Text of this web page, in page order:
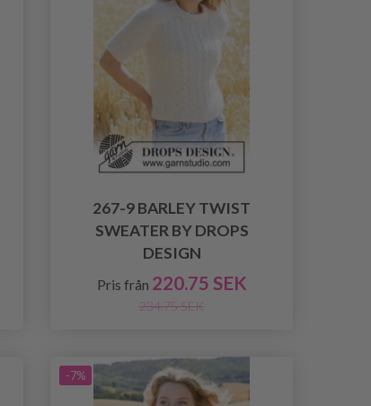
267-9 BARLEY TWIST
SWEATER BY DROPS
DESIGN
Pris från 220.75 SEK
234.75 SEK
-7%